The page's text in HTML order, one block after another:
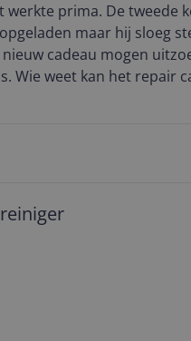
werkte prima. De tweede
maar hij sloeg
cadeau mogen
Wie weet kan het repair